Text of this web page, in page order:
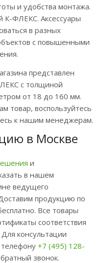
и удобства монтажа.
К-ФЛЕКС. Аксессуары
в разных
с повышенными
представлен
с толщиной
от 18 до 160 мм.
товар, воспользуйтесь
к нашим менеджерам.
в Москве
и
в нашем
ведущего
продукцию по
Все товары
соответствия
консультации
+7 (495) 128-
звонок.